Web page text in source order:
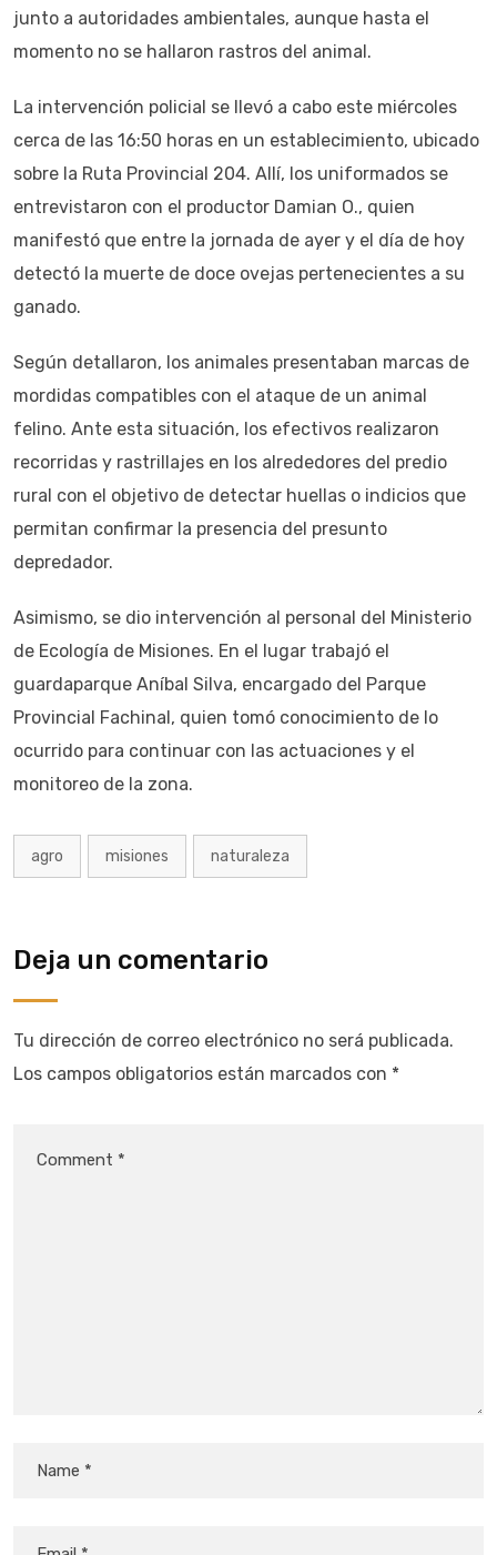
junto a autoridades ambientales, aunque hasta el
momento no se hallaron rastros del animal.
La intervención policial se llevó a cabo este miércoles
cerca de las 16:50 horas en un establecimiento, ubicado
sobre la Ruta Provincial 204. Allí, los uniformados se
entrevistaron con el productor Damian O., quien
manifestó que entre la jornada de ayer y el día de hoy
detectó la muerte de doce ovejas pertenecientes a su
ganado.
Según detallaron, los animales presentaban marcas de
mordidas compatibles con el ataque de un animal
felino. Ante esta situación, los efectivos realizaron
recorridas y rastrillajes en los alrededores del predio
rural con el objetivo de detectar huellas o indicios que
permitan confirmar la presencia del presunto
depredador.
Asimismo, se dio intervención al personal del Ministerio
de Ecología de Misiones. En el lugar trabajó el
guardaparque Aníbal Silva, encargado del Parque
Provincial Fachinal, quien tomó conocimiento de lo
ocurrido para continuar con las actuaciones y el
monitoreo de la zona.
agro misiones naturaleza
Deja un comentario
Tu dirección de correo electrónico no será publicada.
Los campos obligatorios están marcados con *